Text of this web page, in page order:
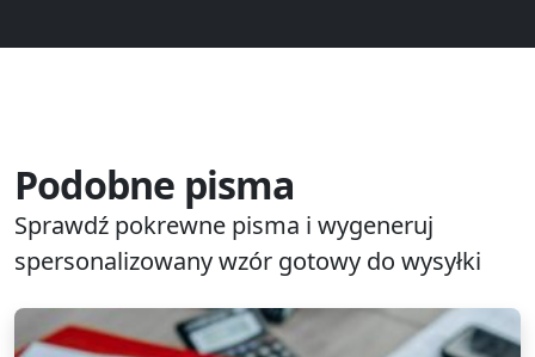
Podobne pisma
Sprawdź pokrewne pisma i wygeneruj
spersonalizowany wzór gotowy do wysyłki